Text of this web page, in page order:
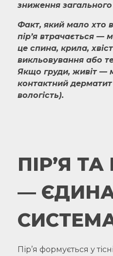
зниження
Факт, який мало хто
пір’я втрачається —
це спина, крила,
викльовування або
Якщо груди, живіт —
контактний дерматит
вологість).
ПІР’Я
—
Пір’я формується у